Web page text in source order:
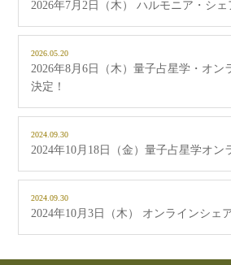
2026年7月2日（木） ハルモニア・シェ
2026.05.20
2026年8月6日（木）量子占星学・オン
決定！
2024.09.30
2024年10月18日（金）量子占星学オン
2024.09.30
2024年10月3日（木） オンラインシェ